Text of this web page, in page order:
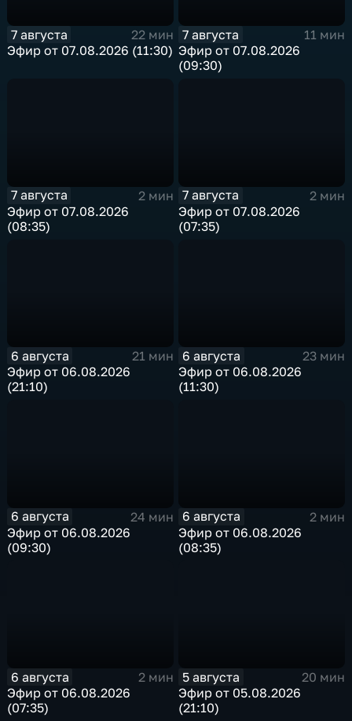
7 августа
22 мин
Эфир от 07.08.2026 (11:30)
7 августа
11 мин
Эфир от 07.08.2026
(09:30)
7 августа
2 мин
Эфир от 07.08.2026
(08:35)
7 августа
2 мин
Эфир от 07.08.2026
(07:35)
6 августа
21 мин
Эфир от 06.08.2026
(21:10)
6 августа
23 мин
Эфир от 06.08.2026
(11:30)
6 августа
24 мин
Эфир от 06.08.2026
(09:30)
6 августа
2 мин
Эфир от 06.08.2026
(08:35)
6 августа
2 мин
Эфир от 06.08.2026
(07:35)
5 августа
20 мин
Эфир от 05.08.2026
(21:10)